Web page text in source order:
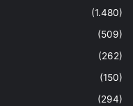
(1.480)
(509)
(262)
(150)
(294)